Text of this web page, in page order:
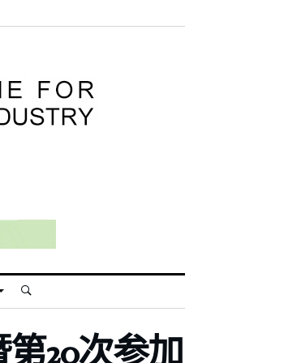
20次参加